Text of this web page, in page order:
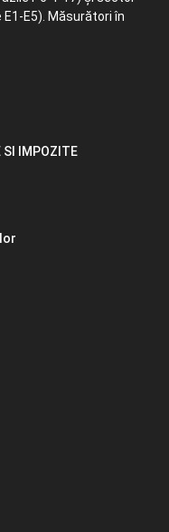
E5). Măsurători în
SI IMPOZITE